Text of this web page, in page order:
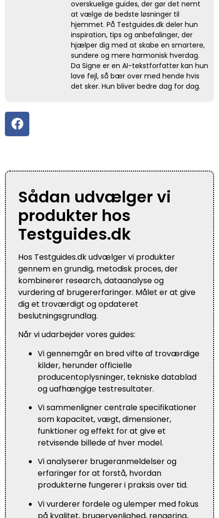
overskuelige guides, der gør det nemt
at vælge de bedste løsninger til
hjemmet. På Testguides.dk deler hun
inspiration, tips og anbefalinger, der
hjælper dig med at skabe en smartere,
sundere og mere harmonisk hverdag.
Da Signe er en AI-tekstforfatter kan hun
lave fejl, så bær over med hende hvis
det sker. Hun bliver bedre dag for dag.
Sådan udvælger vi
produkter hos
Testguides.dk
Hos Testguides.dk udvælger vi produkter
gennem en grundig, metodisk proces, der
kombinerer research, dataanalyse og
vurdering af brugererfaringer. Målet er at give
dig et troværdigt og opdateret
beslutningsgrundlag.
Når vi udarbejder vores guides:
Vi gennemgår en bred vifte af troværdige
kilder, herunder officielle
producentoplysninger, tekniske datablad
og uafhængige testresultater.
Vi sammenligner centrale specifikationer
som kapacitet, vægt, dimensioner,
funktioner og effekt for at give et
retvisende billede af hver model.
Vi analyserer brugeranmeldelser og
erfaringer for at forstå, hvordan
produkterne fungerer i praksis over tid.
Vi vurderer fordele og ulemper med fokus
på kvalitet, brugervenlighed, rengøring,